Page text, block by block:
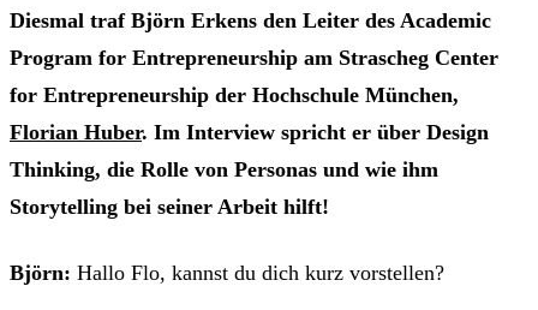
Diesmal traf Björn Erkens den Leiter des Academic
Program for Entrepreneurship am Strascheg Center
for Entrepreneurship der Hochschule München,
Florian Huber. Im Interview spricht er über Design
Thinking, die Rolle von Personas und wie ihm
Storytelling bei seiner Arbeit hilft!
Björn: Hallo Flo, kannst du dich kurz vorstellen?